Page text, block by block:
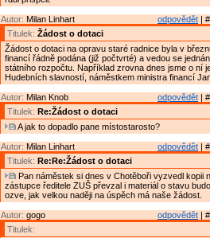
odpovědět |
Autor: Milan Linhart
Titulek: Žádost o dotaci
Žádost o dotaci na opravu staré radnice byla v
financí řádně podána (již počtvrté) a vedou se
státního rozpočtu. Například zrovna dnes jsme o ní
Hudebních slavností, náměstkem ministra financí
odpovědět |
Autor: Milan Knob
Titulek: Re:Žádost o dotaci
A jak to dopadlo pane místostarosto?
odpovědět |
Autor: Milan Linhart
Titulek: Re:Re:Žádost o dotaci
Pan náměstek si dnes v Chotěboři vyzvedl kopii
zástupce ředitele ZUŠ převzal i materiál o stavu
ozve, jak velkou naději na úspěch má naše žádost.
odpovědět |
Autor: gogo
Titulek: